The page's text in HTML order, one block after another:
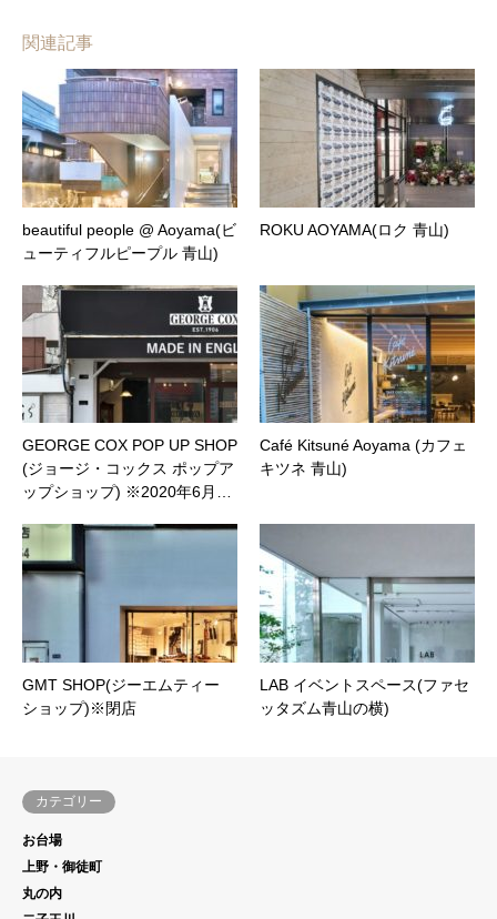
関連記事
beautiful people @ Aoyama(ビ
ューティフルピープル 青山)
ROKU AOYAMA(ロク 青山)
GEORGE COX POP UP SHOP
(ジョージ・コックス ポップア
ップショップ) ※2020年6月…
Café Kitsuné Aoyama (カフェ
キツネ 青山)
GMT SHOP(ジーエムティー
ショップ)※閉店
LAB イベントスペース(ファセ
ッタズム青山の横)
カテゴリー
お台場
上野・御徒町
丸の内